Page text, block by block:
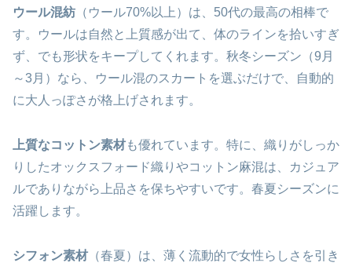
ウール混紡 （ウール70%以上）は、50代の最高の相棒で
す。ウールは自然と上質感が出て、体のラインを拾いすぎ
ず、でも形状をキープしてくれます。秋冬シーズン（9月
～3月）なら、ウール混のスカートを選ぶだけで、自動的
に大人っぽさが格上げされます。
上質なコットン素材も優れています。特に、織りがしっか
りしたオックスフォード織りやコットン麻混は、カジュア
ルでありながら上品さを保ちやすいです。春夏シーズンに
活躍します。
シフォン素材 （春夏）は、薄く流動的で女性らしさを引き